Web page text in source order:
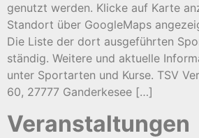
genutzt werden. Klicke auf Karte
Standort über GoogleMaps
Die Liste der dort ausgeführten
ständig. Weitere und aktuelle
unter Sportarten und Kurse. TSV
60, 27777 Ganderkesee […]
Veranstaltungen